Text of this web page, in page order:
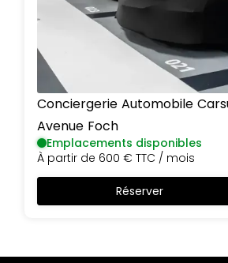
Conciergerie Automobile
Avenue Foch
Emplacements disponibles
À partir de 600 € TTC / mois
Réserver